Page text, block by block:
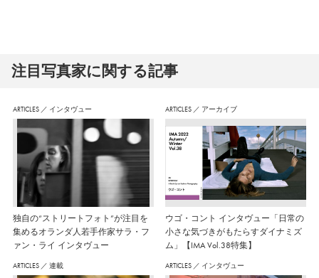
注⽬写真家に関する記事
ARTICLES ／ インタヴュー
独自の“ストリートフォト”が注目を
集めるオランダ人若手作家サラ・フ
ァン・ライ インタヴュー
ARTICLES ／ アーカイブ
ウゴ・コント インタヴュー「日常の
小さな気づきがもたらすダイナミズ
ム」【IMA Vol.38特集】
ARTICLES ／ 連載 ARTICLES ／ インタヴュー